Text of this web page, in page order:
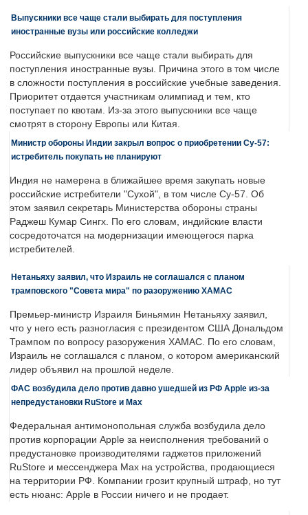
Выпускники все чаще стали выбирать для поступления
иностранные вузы или российские колледжи
Российские выпускники все чаще стали выбирать для
поступления иностранные вузы. Причина этого в том числе
в сложности поступления в российские учебные заведения.
Приоритет отдается участникам олимпиад и тем, кто
поступает по квотам. Из-за этого выпускники все чаще
смотрят в сторону Европы или Китая.
Министр обороны Индии закрыл вопрос о приобретении Су-57:
истребитель покупать не планируют
Индия не намерена в ближайшее время закупать новые
российские истребители "Сухой", в том числе Су-57. Об
этом заявил секретарь Министерства обороны страны
Раджеш Кумар Сингх. По его словам, индийские власти
сосредоточатся на модернизации имеющегося парка
истребителей.
Нетаньяху заявил, что Израиль не соглашался с планом
трамповского "Совета мира" по разоружению ХАМАС
Премьер-министр Израиля Биньямин Нетаньяху заявил,
что у него есть разногласия с президентом США Дональдом
Трампом по вопросу разоружения ХАМАС. По его словам,
Израиль не соглашался с планом, о котором американский
лидер объявил на прошлой неделе.
ФАС возбудила дело против давно ушедшей из РФ Apple из-за
непредустановки RuStore и Max
Федеральная антимонопольная служба возбудила дело
против корпорации Apple за неисполнения требований о
предустановке производителями гаджетов приложений
RuStore и мессенджера Max на устройства, продающиеся
на территории РФ. Компании грозит крупный штраф, но тут
есть нюанс: Apple в России ничего и не продает.